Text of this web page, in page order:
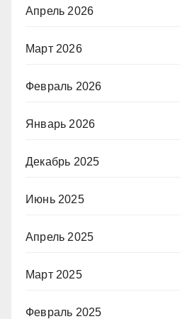
Апрель 2026
Март 2026
Февраль 2026
Январь 2026
Декабрь 2025
Июнь 2025
Апрель 2025
Март 2025
Февраль 2025